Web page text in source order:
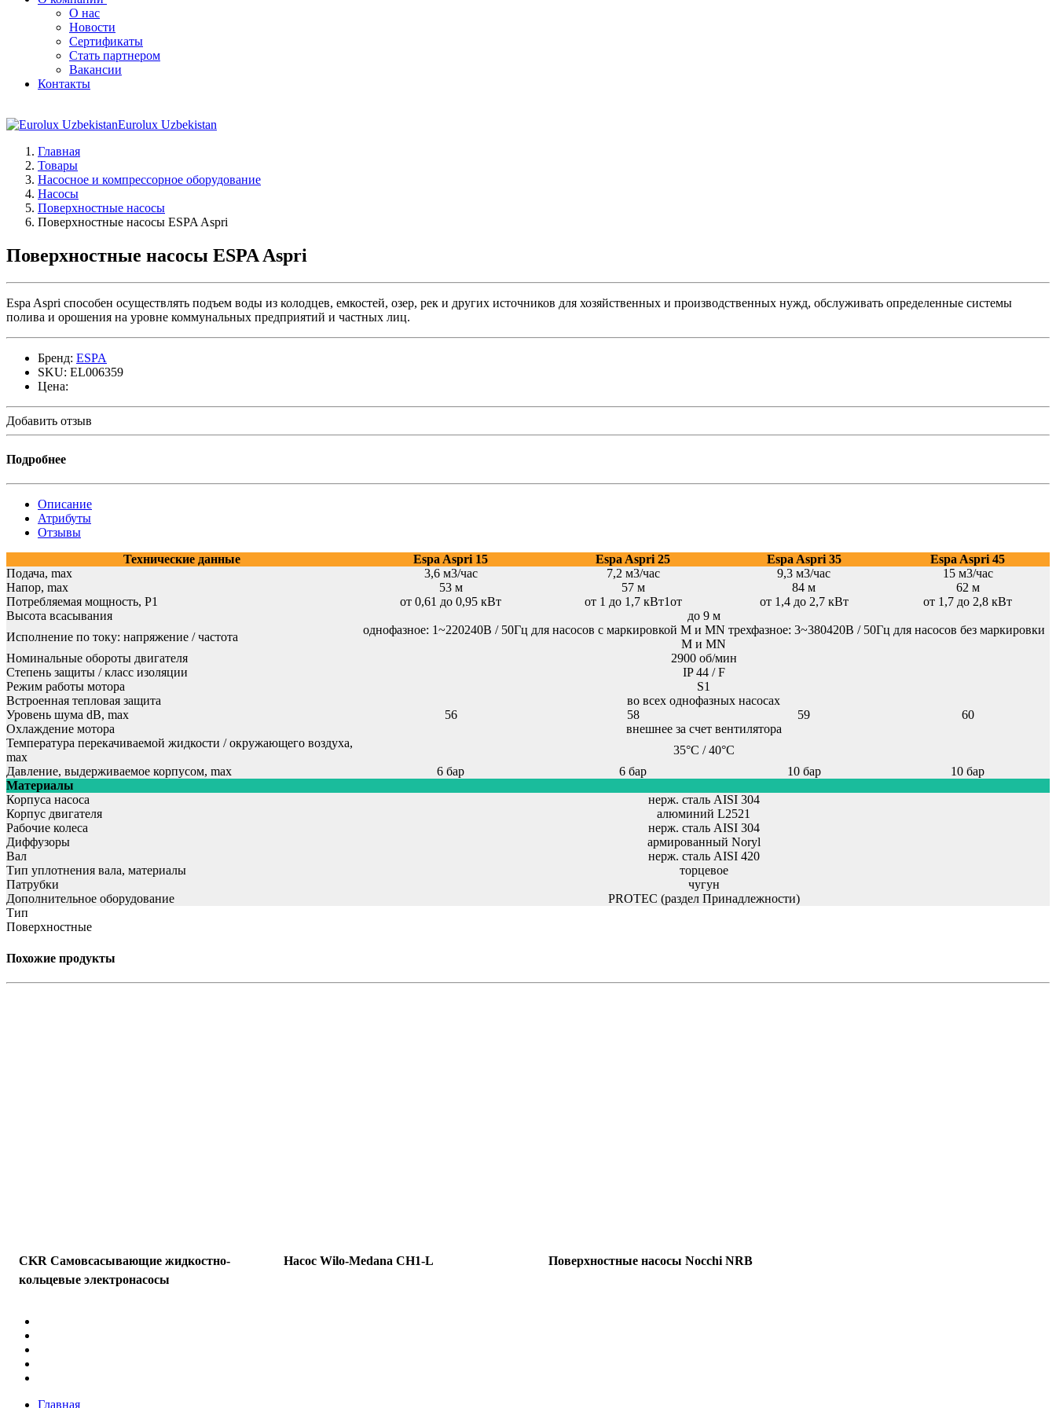
О нас
Новости
Сертификаты
Стать партнером
Вакансии
Контакты
Eurolux Uzbekistan
Главная
Товары
Насосное и компрессорное оборудование
Насосы
Поверхностные насосы
Поверхностные насосы ESPA Aspri
Поверхностные насосы ESPA Aspri
Espa Aspri способен осуществлять подъем воды из колодцев, емкостей, озер, рек и других источников для хозяйственных и производственных нужд, обслуживать определенные системы
полива и орошения на уровне коммунальных предприятий и частных лиц.
Бренд: ESPA
SKU: EL006359
Цена:
Добавить отзыв
Подробнее
Описание
Атрибуты
Отзывы
Технические данные
Espa Aspri 15 Espa Aspri 25 Espa Aspri 35
Espa Aspri 45
Подача, max
3,6 м3/час 7,2 м3/час 9,3 м3/час
15 м3/час
Напор, max
53 м 57 м 84 м
62 м
Потребляемая мощность, Р1
от 0,61 до 0,95 кВт от 1 до 1,7 кВт1от от 1,4 до 2,7 кВт
от 1,7 до 2,8 кВт
Высота всасывания
до 9 м
Исполнение по току: напряжение / частота
однофазное: 1~220240В / 50Гц для насосов с маркировкой М и MN трехфазное: 3~380420В / 50Гц для насосов без маркировки
М и MN
Номинальные обороты двигателя
2900 об/мин
Степень защиты / класс изоляции
IP 44 / F
Режим работы мотора
S1
Встроенная тепловая защита
во всех однофазных насосах
Уровень шума dB, max
56 58 59
60
Охлаждение мотора
внешнее за счет вентилятора
Температура перекачиваемой жидкости / окружающего воздуха,
max
35°С / 40°С
Давление, выдерживаемое корпусом, max
6 бар 6 бар 10 бар
10 бар
Материалы
Корпуса насоса
нерж. сталь AISI 304
Корпус двигателя
алюминий L2521
Рабочие колеса
нерж. сталь AISI 304
Диффузоры
армированный Noryl
Вал
нерж. сталь AISI 420
Тип уплотнения вала, материалы
торцевое
Патрубки
чугун
Дополнительное оборудование
PROTEC (раздел Принадлежности)
Тип
Поверхностные
Похожие продукты
CKR Самовсасывающие жидкостно-
кольцевые электронасосы
Насос Wilo-Medana CH1-L Поверхностные насосы Nocchi NRB
Главная